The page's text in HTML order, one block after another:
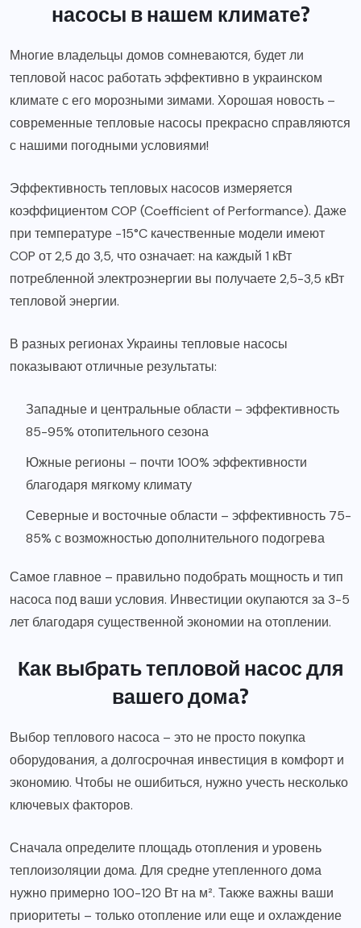
насосы в нашем климате?
Многие владельцы домов сомневаются, будет ли
тепловой насос работать эффективно в украинском
климате с его морозными зимами. Хорошая новость –
современные тепловые насосы прекрасно справляются
с нашими погодными условиями!
Эффективность тепловых насосов измеряется
коэффициентом COP (Coefficient of Performance). Даже
при температуре -15°C качественные модели имеют
COP от 2,5 до 3,5, что означает: на каждый 1 кВт
потребленной электроэнергии вы получаете 2,5-3,5 кВт
тепловой энергии.
В разных регионах Украины тепловые насосы
показывают отличные результаты:
Западные и центральные области – эффективность
85-95% отопительного сезона
Южные регионы – почти 100% эффективности
благодаря мягкому климату
Северные и восточные области – эффективность 75-
85% с возможностью дополнительного подогрева
Самое главное – правильно подобрать мощность и тип
насоса под ваши условия. Инвестиции окупаются за 3-5
лет благодаря существенной экономии на отоплении.
Как выбрать тепловой насос для
вашего дома?
Выбор теплового насоса – это не просто покупка
оборудования, а долгосрочная инвестиция в комфорт и
экономию. Чтобы не ошибиться, нужно учесть несколько
ключевых факторов.
Сначала определите площадь отопления и уровень
теплоизоляции дома. Для средне утепленного дома
нужно примерно 100-120 Вт на м². Также важны ваши
приоритеты – только отопление или еще и охлаждение